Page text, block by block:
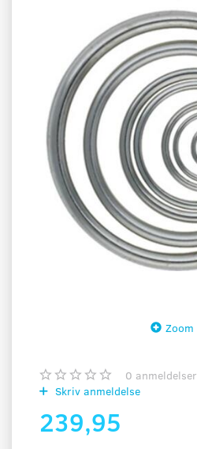
Zoom
0 anmeldelser
Skriv anmeldelse
239,95